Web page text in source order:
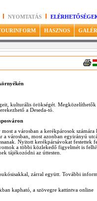
NYOMTATÁS
HASZNOS
kulturális örökségét. Megközelíthetők
a Deseda-tó.
a városban a kerékpárosok
városban, most azonban egyirányú
Nyitott kerékpársávokat festettek
a többi közlekedő figyelmét is
tájékozódni az úttesten.
zárral együtt. További
kapható, a szövegre kattintva online